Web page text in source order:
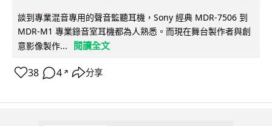
談到專業混音專用的聲音監聽耳機，Sony 經典 MDR-7506 到
MDR-M1 專業錄音室耳機都為人熟悉。而現在舞台製作者與創
意影像製作...
閱讀全文
38 4 ↗ 分享